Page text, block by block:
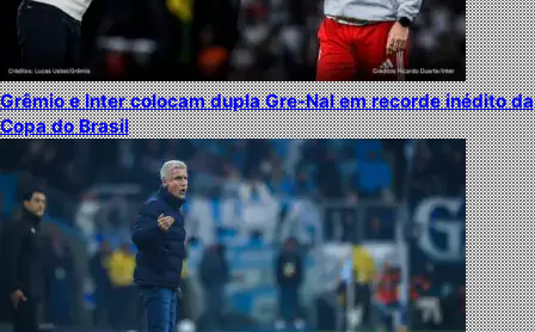
Grêmio e Inter colocam dupla Gre-Nal em recorde inédito da
Copa do Brasil